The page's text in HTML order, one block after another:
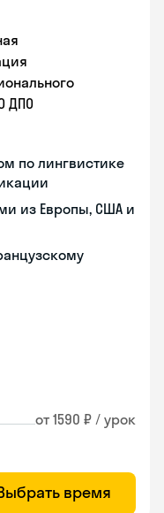
ДПО
по лингвистике
из Европы, США и
от 1590 ₽ / урок
время